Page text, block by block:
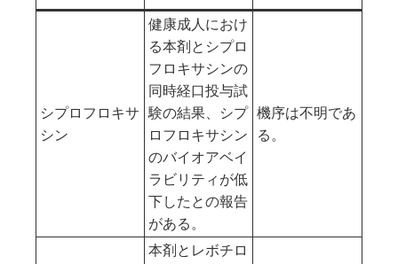
シプロフロキサ
シン
健康成人におけ
る本剤とシプロ
フロキサシンの
同時経口投与試
験の結果、シプ
ロフロキサシン
のバイオアベイ
ラビリティが低
下したとの報告
がある。
機序は不明であ
る。
本剤とレボチロ